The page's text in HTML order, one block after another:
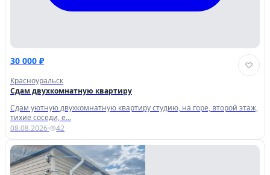
30 000 ₽
Красноуральск
Сдам двухкомнатную квартиру
Сдам уютную двухкомнатную квартиру студию, на горе, второй этаж,
тихие соседи, е...
08.08.2026· 42